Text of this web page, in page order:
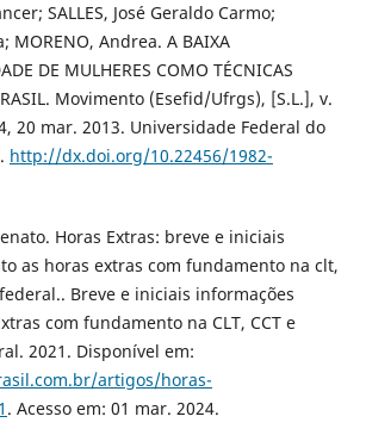
SALLES, José Geraldo Carmo;
MORENO, Andrea. A BAIXA
DE MULHERES COMO TÉCNICAS
Movimento (Esefid/Ufrgs), [S.L.], v.
20 mar. 2013. Universidade Federal do
http://dx.doi.org/10.22456/1982-
Horas Extras: breve e iniciais
as horas extras com fundamento na clt,
Breve e iniciais informações
com fundamento na CLT, CCT e
2021. Disponível em:
artigos/horas-
. Acesso em: 01 mar. 2024.